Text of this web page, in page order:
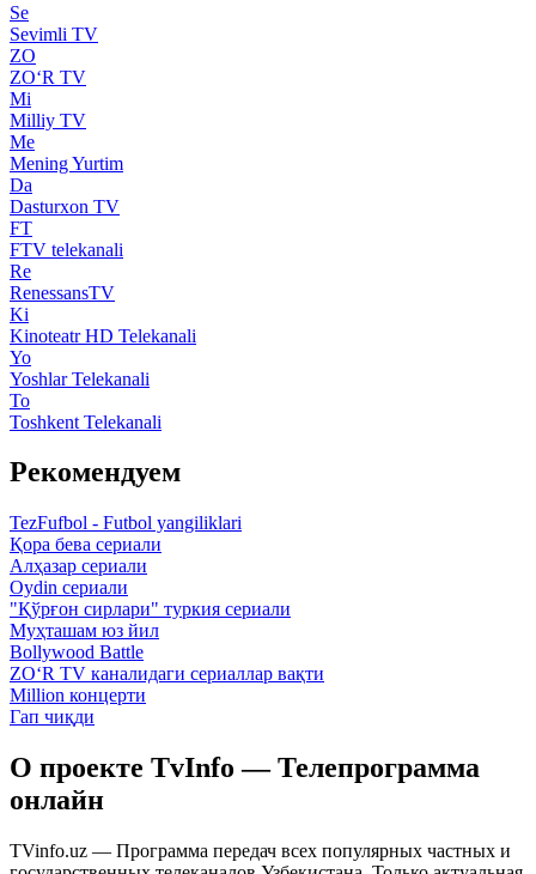
Se
Sevimli TV
ZO
ZO‘R TV
Mi
Milliy TV
Me
Mening Yurtim
Da
Dasturxon TV
FT
FTV telekanali
Re
RenessansTV
Ki
Kinoteatr HD Telekanali
Yo
Yoshlar Telekanali
To
Toshkent Telekanali
Рекомендуем
TezFufbol - Futbol yangiliklari
Қора бева сериали
Алҳазар сериали
Oydin сериали
"Қўрғон сирлари" туркия сериали
Муҳташам юз йил
Bollywood Battle
ZO‘R TV каналидаги сериаллар вақти
Million концерти
Гап чиқди
О проекте TvInfo — Телепрограмма
онлайн
TVinfo.uz — Программа передач всех популярных частных и